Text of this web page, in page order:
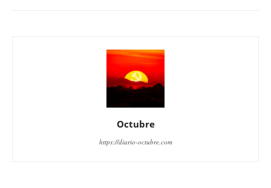
Octubre
https://diario-octubre.com